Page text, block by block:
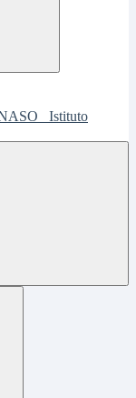
Istituto